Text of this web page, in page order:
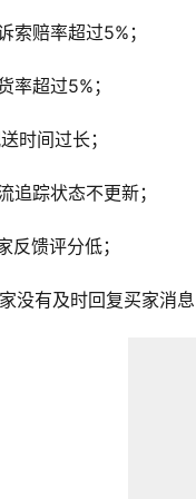
索赔率超过5%；
率超过5%；
时间过长；
追踪状态不更新；
反馈评分低；
没有及时回复买家消